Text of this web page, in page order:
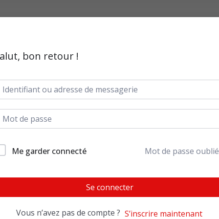
bon retour !
Me garder connecté Mot de passe
Se connecter
Vous n’avez pas de compte ? S’inscrire maintenant